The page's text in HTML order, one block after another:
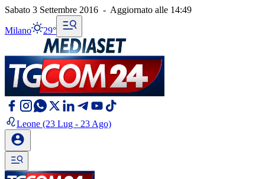
Sabato 3 Settembre 2016 - Aggiornato alle 14:49
Milano 29°
Leone (23 Lug - 23 Ago)